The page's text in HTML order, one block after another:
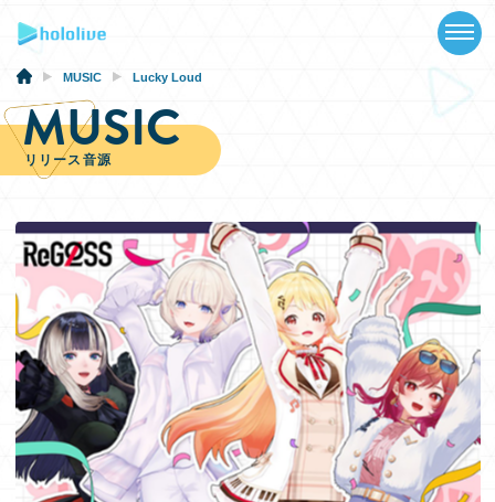
SCHEDULE
EVENTS
VIDEOS
MUSIC
GOODS
SPECIAL
MUSIC Lucky Loud
MUSIC
リリース音源